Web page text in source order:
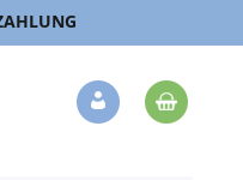
Veränderung